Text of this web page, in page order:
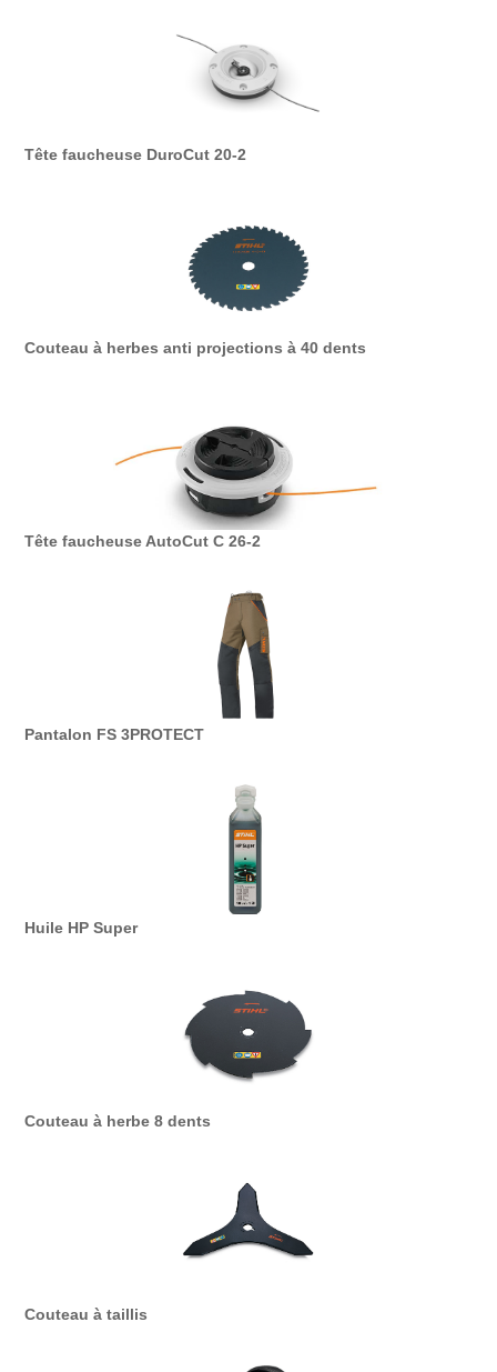
Tête faucheuse DuroCut 20-2
Couteau à herbes anti projections à 40 dents
Tête faucheuse AutoCut C 26-2
Pantalon FS 3PROTECT
Huile HP Super
Couteau à herbe 8 dents
Couteau à taillis